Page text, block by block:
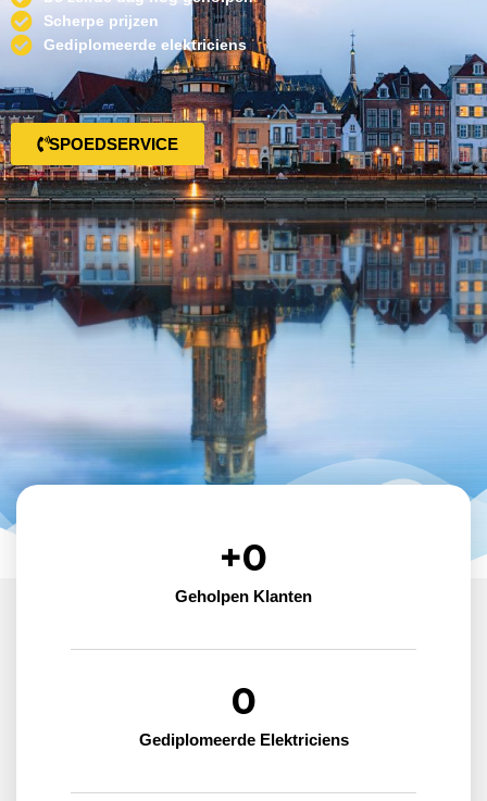
Scherpe prijzen
Gediplomeerde elektriciens
SPOEDSERVICE
Geholpen Klanten
+0
Gediplomeerde Elektriciens
0